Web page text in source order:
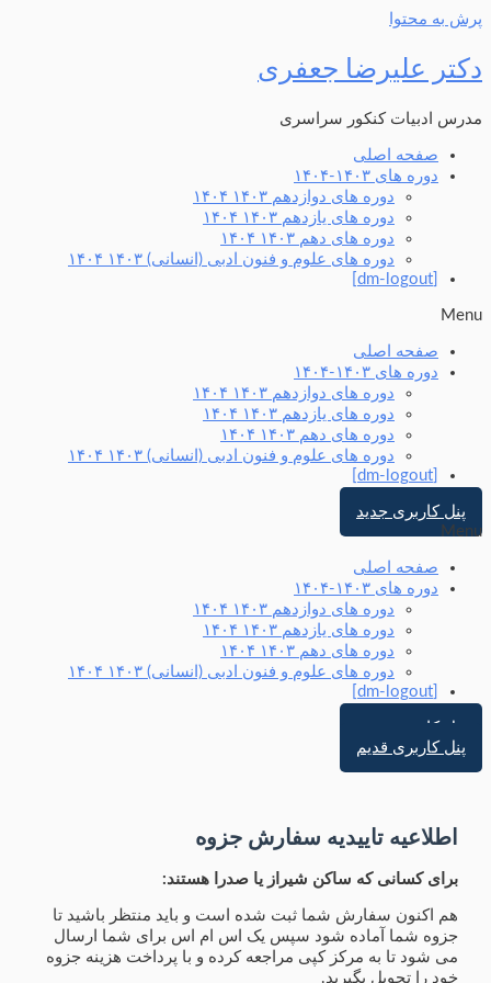
پرش به محتوا
دکتر علیرضا جعفری
مدرس ادبیات کنکور سراسری
صفحه اصلی
دوره های ۱۴۰۳-۱۴۰۴
دوره های دوازدهم ۱۴۰۳ ۱۴۰۴
دوره های یازدهم ۱۴۰۳ ۱۴۰۴
دوره های دهم ۱۴۰۳ ۱۴۰۴
دوره های علوم و فنون ادبی (انسانی) ۱۴۰۳ ۱۴۰۴
Menu
صفحه اصلی
دوره های ۱۴۰۳-۱۴۰۴
دوره های دوازدهم ۱۴۰۳ ۱۴۰۴
دوره های یازدهم ۱۴۰۳ ۱۴۰۴
دوره های دهم ۱۴۰۳ ۱۴۰۴
دوره های علوم و فنون ادبی (انسانی) ۱۴۰۳ ۱۴۰۴
پنل کاربری جدید
Menu
صفحه اصلی
دوره های ۱۴۰۳-۱۴۰۴
دوره های دوازدهم ۱۴۰۳ ۱۴۰۴
دوره های یازدهم ۱۴۰۳ ۱۴۰۴
دوره های دهم ۱۴۰۳ ۱۴۰۴
دوره های علوم و فنون ادبی (انسانی) ۱۴۰۳ ۱۴۰۴
پنل کاربری جدید
پنل کاربری قدیم
اطلاعیه تاییدیه سفارش جزوه
برای کسانی که ساکن شیراز یا صدرا هستند:
هم اکنون سفارش شما ثبت شده است و باید منتظر باشید تا
جزوه شما آماده شود سپس یک اس ام اس برای شما ارسال
می شود تا به مرکز کپی مراجعه کرده و با پرداخت هزینه جزوه
خود را تحویل بگیرید.